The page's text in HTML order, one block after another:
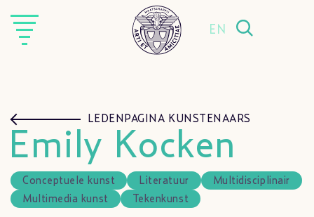
EN
LEDENPAGINA KUNSTENAARS
Emily Kocken
Conceptuele kunst Literatuur
Multidisciplinair
Multimedia kunst
Tekenkunst